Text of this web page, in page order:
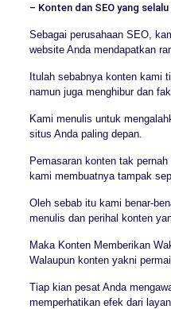
– Konten dan SEO yang
Sebagai perusahaan SEO,
website Anda mendapatkan
Itulah sebabnya konten kami
namun juga menghibur dan
Kami menulis untuk
situs Anda paling depan.
Pemasaran konten tak
kami membuatnya tampak
Oleh sebab itu kami benar-
menulis dan perihal konten
Maka Konten Memberikan
Walaupun konten yakni
Tiap kian pesat Anda
memperhatikan efek dari